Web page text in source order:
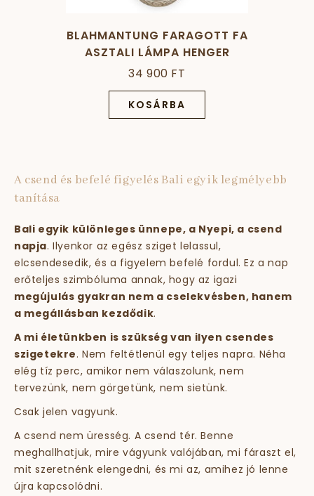
BLAHMANTUNG FARAGOTT FA
ASZTALI LÁMPA HENGER
ALAKÚ SZÖVET BÚRÁVAL
34 900 FT
KOSÁRBA
A csend és befelé figyelés Bali egyik legmélyebb
tanítása
Bali egyik különleges ünnepe, a Nyepi, a csend
napja. Ilyenkor az egész sziget lelassul,
elcsendesedik, és a figyelem befelé fordul. Ez a nap
erőteljes szimbóluma annak, hogy az igazi
megújulás gyakran nem a cselekvésben, hanem
a megállásban kezdődik.
A mi életünkben is szükség van ilyen csendes
szigetekre. Nem feltétlenül egy teljes napra. Néha
elég tíz perc, amikor nem válaszolunk, nem
tervezünk, nem görgetünk, nem sietünk.
Csak jelen vagyunk.
A csend nem üresség. A csend tér. Benne
meghallhatjuk, mire vágyunk valójában, mi fáraszt el,
mit szeretnénk elengedni, és mi az, amihez jó lenne
újra kapcsolódni.